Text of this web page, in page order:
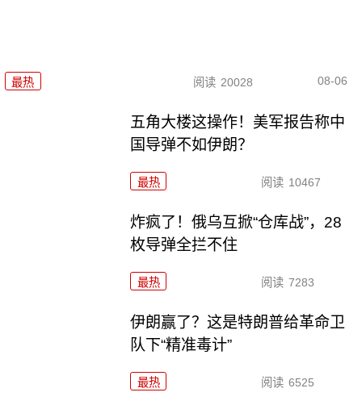
最热 阅读 20028 08-06
五角大楼这操作！美军报告称中
国导弹不如伊朗？
最热 阅读 10467
炸疯了！俄乌互掀“仓库战”，28
枚导弹全拦不住
最热 阅读 7283
伊朗赢了？这是特朗普给革命卫
队下“精准毒计”
最热 阅读 6525